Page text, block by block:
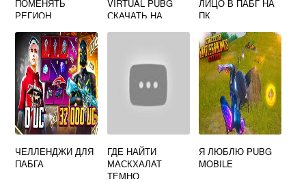
ПОМЕНЯТЬ
РЕГИОН
VIRTUAL PUBG
СКАЧАТЬ НА
ЛИЦО В ПАБГ НА
ПК
ЧЕЛЛЕНДЖИ ДЛЯ
ПАБГА
ГДЕ НАЙТИ
МАСКХАЛАТ
ТЕМНО
Я ЛЮБЛЮ PUBG
MOBILE